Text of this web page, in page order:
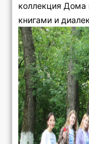
коллекция Дома
книгами и